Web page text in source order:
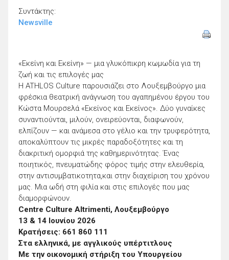
Συντάκτης:
Newsville
«Εκείνη και Εκείνη» — μια γλυκόπικρη κωμωδία για τη
ζωή και τις επιλογές μας
Η ATHLOS Culture παρουσιάζει στο Λουξεμβούργο μια
φρέσκια θεατρική ανάγνωση του αγαπημένου έργου του
Κώστα Μουρσελά «Εκείνος και Εκείνος». Δύο γυναίκες
συναντιούνται, μιλούν, ονειρεύονται, διαφωνούν,
ελπίζουν — και ανάμεσα στο γέλιο και την τρυφερότητα,
αποκαλύπτουν τις μικρές παραδοξότητες και τη
διακριτική ομορφιά της καθημερινότητας. Ένας
ποιητικός, πνευματώδης φόρος τιμής στην ελευθερία,
στην αντισυμβατικοτητα,και στην διαχείριση του χρόνου
μας. Μια ωδή στη φιλία και στις επιλογές που μας
διαμορφώνουν.
Centre Culture Altrimenti, Λουξεμβούργο
13 & 14 Ιουνίου 2026
Κρατήσεις: 661 860 111
Στα ελληνικά, με αγγλικούς υπέρτιτλους
Με την οικονομική στήριξη του Υπουργείου